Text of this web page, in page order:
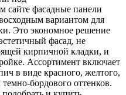
сайте фасадные панели
вариантом для
Это экономное решение
фасад, не
кирпичной кладки, и
Ассортимент включает
в виде красного, желтого,
бордового оттенков.